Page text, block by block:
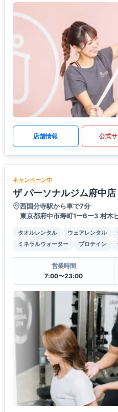
店舗情報 公式
キャンペーン中
ザ パーソナルジム府中店
西国分寺駅から車で7分
東京都府中市寿町1ー6ー3 村木
タオルレンタル ウェアレンタル
ミネラルウォーター
プロテイン
営業時間
7:00〜23:00